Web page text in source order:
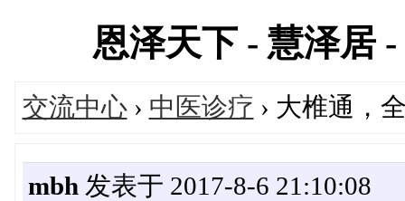
恩泽天下 - 慧泽居
交流中心› 中医诊疗 › 大椎通，
mbh 发表于 2017-8-6 21:10:08